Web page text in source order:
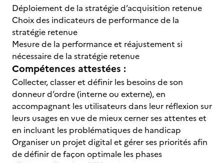
Déploiement de la stratégie d’acquisition retenue
Choix des indicateurs de performance de la
stratégie retenue
Mesure de la performance et réajustement si
nécessaire de la stratégie retenue
Compétences attestées :
Collecter, classer et définir les besoins de son
donneur d’ordre (interne ou externe), en
accompagnant les utilisateurs dans leur réflexion sur
leurs usages en vue de mieux cerner ses attentes et
en incluant les problématiques de handicap
Organiser un projet digital et gérer ses priorités afin
de définir de façon optimale les phases